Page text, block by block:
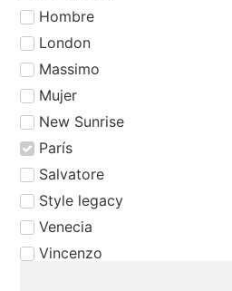
Hombre
London
Massimo
Mujer
New Sunrise
⁠París
⁠Salvatore
Style legacy
Venecia
Vincenzo